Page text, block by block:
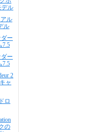
デル
ル
ル
ー
7.5
ー
7.5
2
ャ
ロ
の